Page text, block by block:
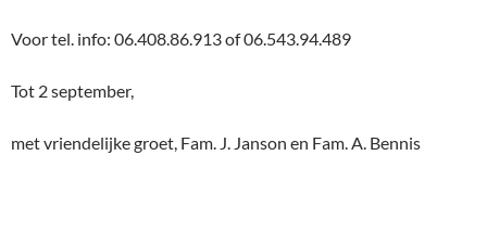
Voor tel. info: 06.408.86.913 of 06.543.94.489
Tot 2 september,
met vriendelijke groet, Fam. J. Janson en Fam. A. Bennis